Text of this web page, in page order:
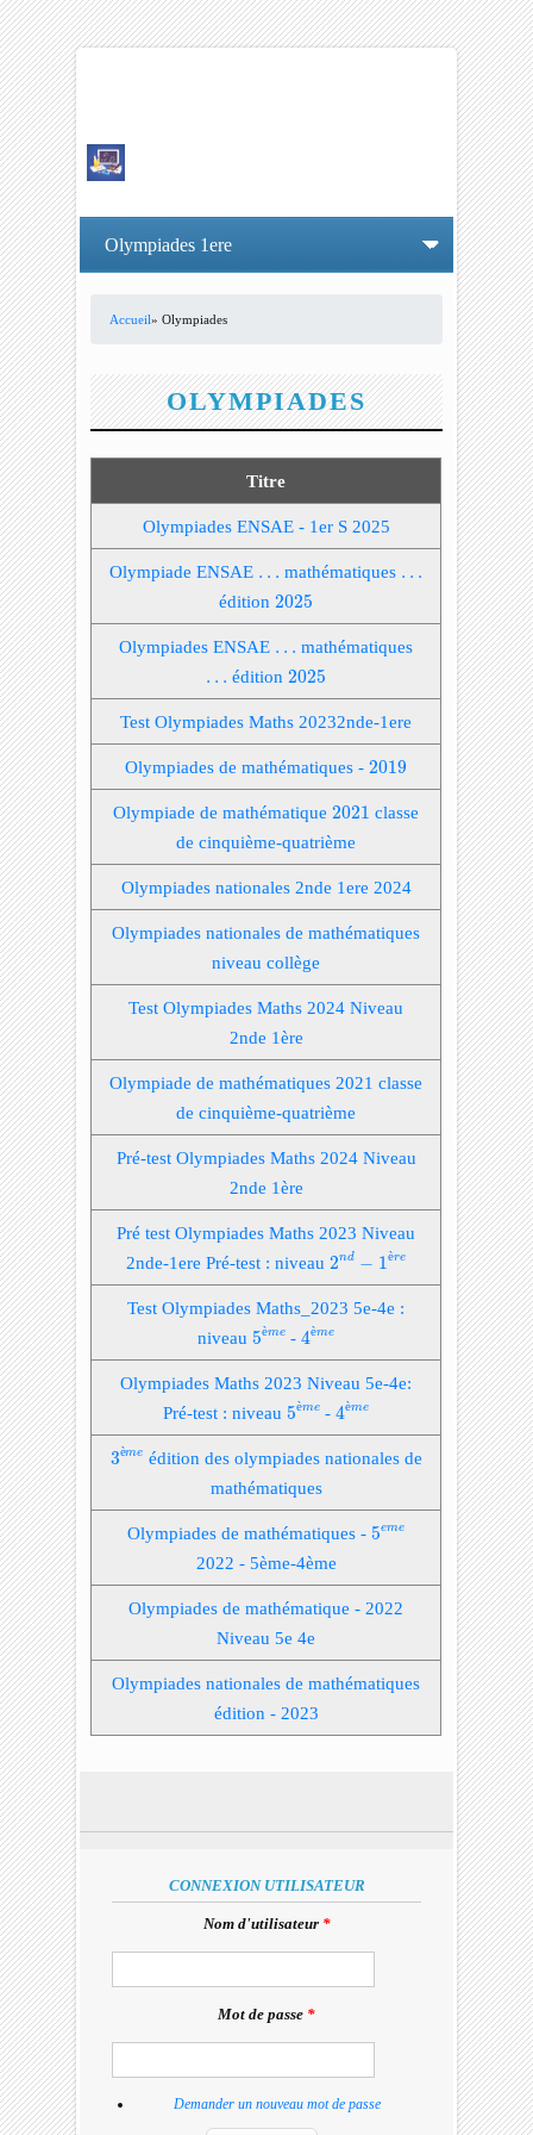
Accueil» Olympiades
OLYMPIADES
Titre
Olympiades ENSAE - 1er S 2025
Olympiade ENSAE …
… mathématiques …
…
édition2025
2025
Olympiades ENSAE …
… mathématiques
…
… édition2025
2025
Test Olympiades Maths 20232nde-1ere
Olympiades de mathématiques -2019
2019
Olympiade de mathématique2021
2021 classe
de cinquième-quatrième
Olympiades nationales 2nde 1ere 2024
Olympiades nationales de mathématiques
niveau collège
Test Olympiades Maths 2024 Niveau
2nde 1ère
Olympiade de mathématiques 2021 classe
de cinquième-quatrième
Pré-test Olympiades Maths 2024 Niveau
2nde 1ère
Pré test Olympiades Maths 2023 Niveau
2nde-1ere Pré-test : niveau2nd − 1ère
d r
Test Olympiades Maths_2023 5e-4e :
niveau 5ème
è
-4ème
4è
Olympiades Maths 2023 Niveau 5e-4e:
Pré-test : niveau 5ème
è
-4ème
è
3ème
è
édition des olympiades nationales de
mathématiques
Olympiades de mathématiques -5eme
5eme
2022 - 5ème-4ème
Olympiades de mathématique - 2022
Niveau 5e 4e
Olympiades nationales de mathématiques
édition - 2023
CONNEXION UTILISATEUR
Nom d'utilisateur *
Mot de passe *
Demander un nouveau mot de passe